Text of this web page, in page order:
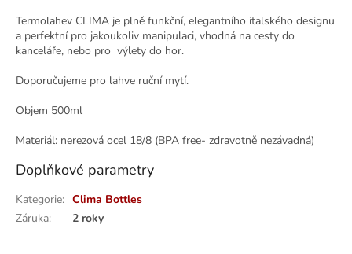
Termolahev CLIMA je plně funkční, elegantního italského designu
a perfektní pro jakoukoliv manipulaci, vhodná na cesty do
kanceláře, nebo pro výlety do hor.
Doporučujeme pro lahve ruční mytí.
Objem 500ml
Materiál: nerezová ocel 18/8 (BPA free- zdravotně nezávadná)
Doplňkové parametry
Kategorie: Clima Bottles
Záruka: 2 roky